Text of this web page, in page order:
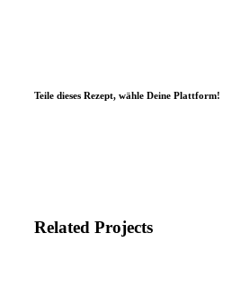
Teile dieses Rezept, wähle Deine Plattform!
Related Projects